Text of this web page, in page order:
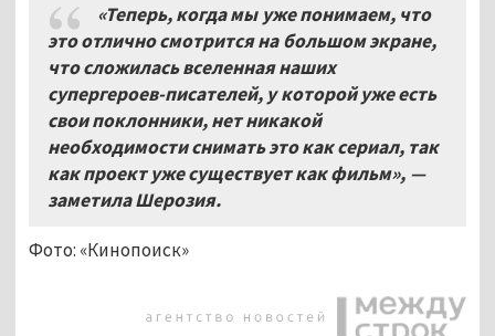
«Теперь, когда мы уже понимаем, что
это отлично смотрится на большом экране,
что сложилась вселенная наших
супергероев-писателей, у которой уже есть
свои поклонники, нет никакой
необходимости снимать это как сериал, так
как проект уже существует как фильм», —
заметила Шерозия.
Фото: «Кинопоиск»